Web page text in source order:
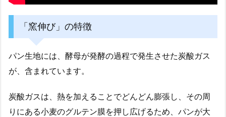
「窯伸び」の特徴
パン生地には、酵母が発酵の過程で発生させた炭酸ガス
が、含まれています。
炭酸ガスは、熱を加えることでどんどん膨張し、その周
りにある小麦のグルテン膜を押し広げるため、パンが大